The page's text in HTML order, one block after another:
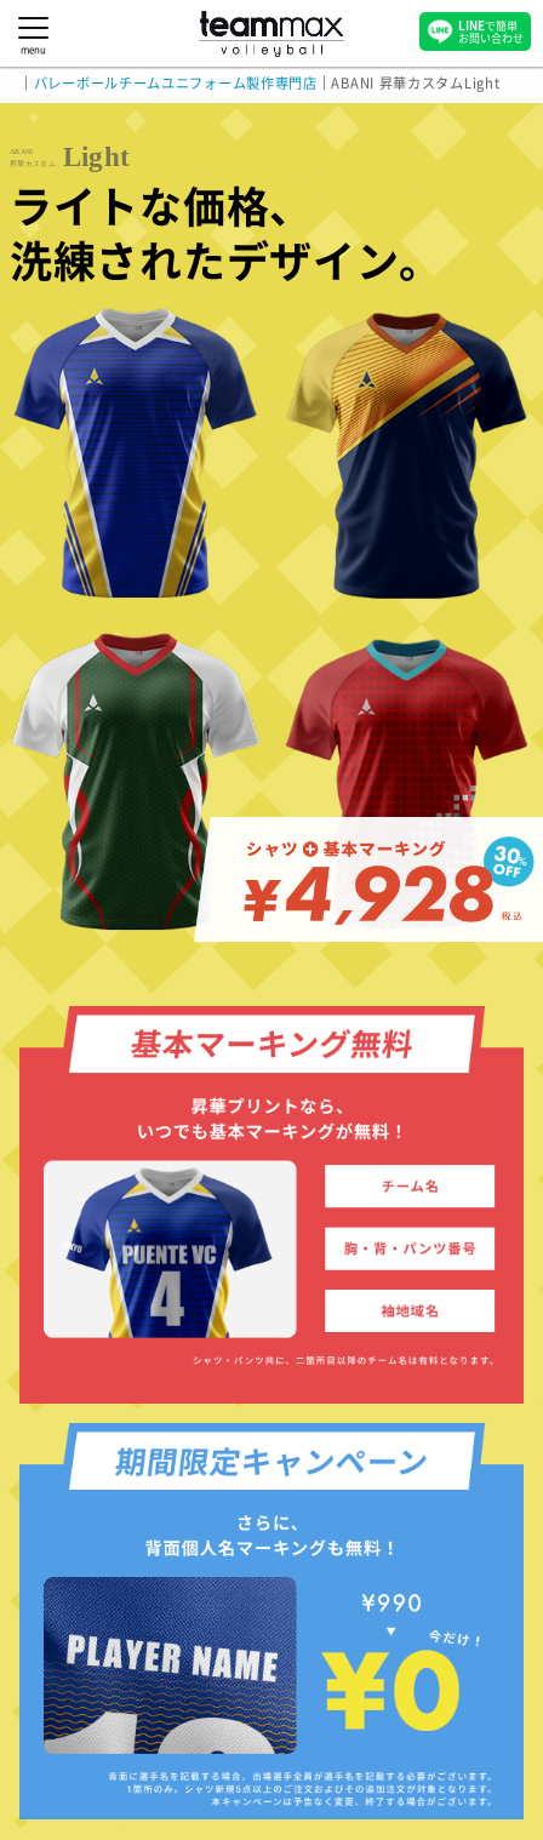
menu
バレーボールチームユニフォーム製作専門店 ｜ABANI 昇華カスタムLight
ABANI
昇華カスタム
Light
ライトな価格、
洗練されたデザイン。
LINEで簡単
お問い合わせ